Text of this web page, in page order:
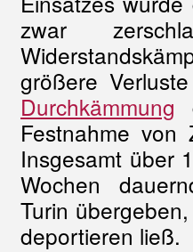
zwar
größere
Durchkämmung
Festnahme von
Insgesamt über
Wochen
Turin
deportieren ließ.